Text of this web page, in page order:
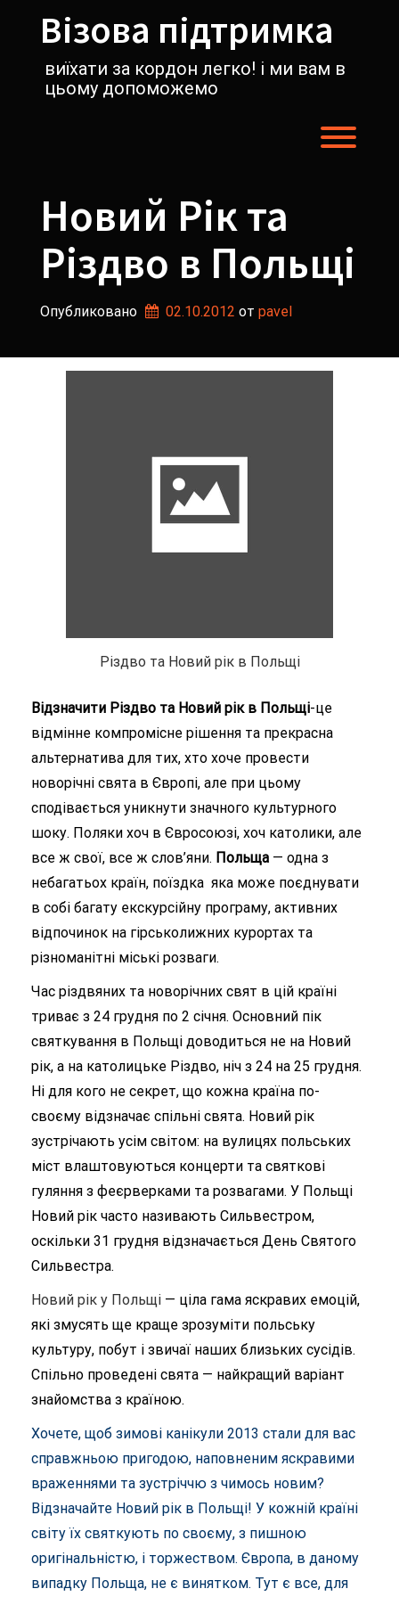
содержимомуВізова підтримка
виїхати за кордон легко! і ми вам в
цьому допоможемо
Новий Рік та
Різдво в Польщі
Опубликовано 02.10.2012 от pavel
Різдво та Новий рік в Польщі
Відзначити Різдво та Новий рік в Польщі-це
відмінне компромісне рішення та прекрасна
альтернатива для тих, хто хоче провести
новорічні свята в Європі, але при цьому
сподівається уникнути значного культурного
шоку. Поляки хоч в Євросоюзі, хоч католики, але
все ж свої, все ж слов’яни. Польща — одна з
небагатьох країн, поїздка яка може поєднувати
в собі багату екскурсійну програму, активних
відпочинок на гірськолижних курортах та
різноманітні міські розваги.
Час різдвяних та новорічних свят в цій країні
триває з 24 грудня по 2 січня. Основний пік
святкування в Польщі доводиться не на Новий
рік, а на католицьке Різдво, ніч з 24 на 25 грудня.
Ні для кого не секрет, що кожна країна по-
своєму відзначає спільні свята. Новий рік
зустрічають усім світом: на вулицях польських
міст влаштовуються концерти та святкові
гуляння з феєрверками та розвагами. У Польщі
Новий рік часто називають Сильвестром,
оскільки 31 грудня відзначається День Святого
Сильвестра.
Новий рік у Польщі — ціла гама яскравих емоцій,
які змусять ще краще зрозуміти польську
культуру, побут і звичаї наших близьких сусідів.
Спільно проведені свята — найкращий варіант
знайомства з країною.
Хочете, щоб зимові канікули 2013 стали для вас
справжньою пригодою, наповненим яскравими
враженнями та зустріччю з чимось новим?
Відзначайте Новий рік в Польщі! У кожній країні
світу їх святкують по своєму, з пишною
оригінальністю, і торжеством. Європа, в даному
випадку Польща, не є винятком. Тут є все, для